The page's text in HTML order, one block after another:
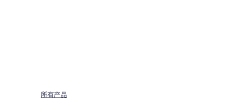
所有产品